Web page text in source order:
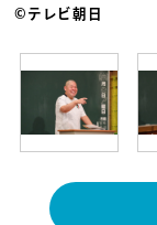
©テレビ朝日